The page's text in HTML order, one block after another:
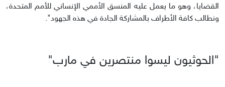
القضايا، وهو ما يعمل عليه المنسق الأممي الإنساني للأمم المتحدة،
ونطالب كافة الأطراف بالمشاركة الجادة في هذه الجهود".
"الحوثيون ليسوا منتصرين في مارب"